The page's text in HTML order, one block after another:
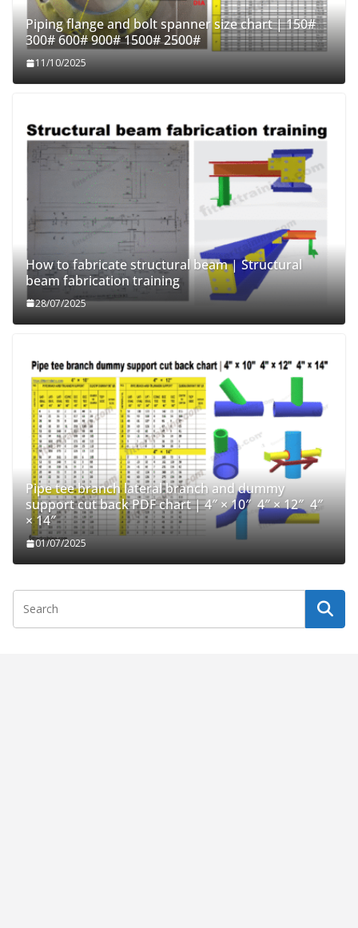
Piping flange and bolt spanner size chart | 150#
300# 600# 900# 1500# 2500#
11/10/2025
How to fabricate structural beam | Structural
beam fabrication training
28/07/2025
Pipe tee branch lateral branch and dummy
support cut back PDF chart | 4″ × 10″ 4″ × 12″ 4″
× 14″
01/07/2025